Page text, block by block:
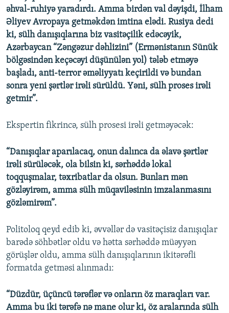
əhval-ruhiyə yaradırdı. Amma birdən val dəyişdi, İlham
Əliyev Avropaya getməkdən imtina elədi. Rusiya dedi
ki, sülh danışıqlarına biz vasitəçilik edəcəyik,
Azərbaycan “Zəngəzur dəhlizini” (Ermənistanın Sünük
bölgəsindən keçəcəyi düşünülən yol) tələb etməyə
başladı, anti-terror əməliyyatı keçirildi və bundan
sonra yeni şərtlər irəli sürüldü. Yəni, sülh proses irəli
getmir”.
Ekspertin fikrincə, sülh prosesi irəli getməyəcək:
“Danışıqlar aparılacaq, onun dalınca da əlavə şərtlər
irəli sürüləcək, ola bilsin ki, sərhəddə lokal
toqquşmalar, təxribatlar da olsun. Bunları mən
gözləyirəm, amma sülh müqaviləsinin imzalanmasını
gözləmirəm”.
Politoloq qeyd edib ki, əvvəllər də vasitəçisiz danışıqlar
barədə söhbətlər oldu və hətta sərhəddə müəyyən
görüşlər oldu, amma sülh danışıqlarının ikitərəfli
formatda getməsi alınmadı:
“Düzdür, üçüncü tərəflər və onların öz maraqları var.
Amma bu iki tərəfə nə mane olur ki, öz aralarında sülh